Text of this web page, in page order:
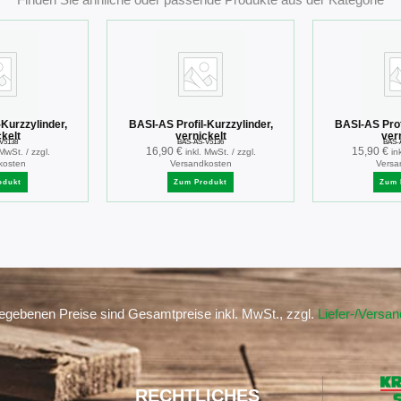
/ zzgl.
BASI-AS Profil-Kurzzylinder,
vernickelt
BAS-AS-V5136
16,90 € inkl. MwSt. / zzgl.
Versandkosten
Zum Produkt
BASI-AS
BAS-
15,90 €
Zum
Preise sind Gesamtpreise inkl. MwSt., zzgl. Liefer-/
RECHTLICHES